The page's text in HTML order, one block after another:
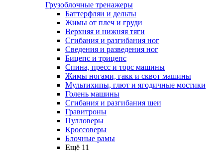
Грузоблочные тренажеры
Баттерфляи и дельты
Жимы от плеч и груди
Верхняя и нижняя тяги
Сгибания и разгибания ног
Сведения и разведения ног
Бицепс и трицепс
Спина, пресс и торс машины
Жимы ногами, гакк и сквот машины
Мультихипы, глют и ягодичные мостики
Голень машины
Сгибания и разгибания шеи
Гравитроны
Пулловеры
Кроссоверы
Блочные рамы
Ещё 11